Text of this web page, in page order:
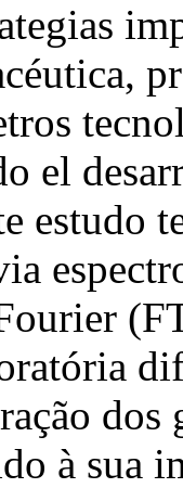
el
estudo
à sua